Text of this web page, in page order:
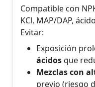
Compatible con
KCl, MAP/DAP,
Evitar:
Exposición
ácidosque
Mezclas con
previo (riesgo